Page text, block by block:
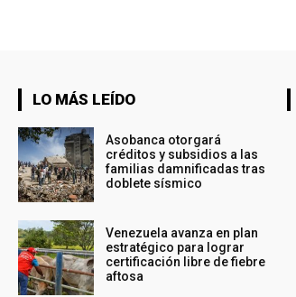
LO MÁS LEÍDO
Asobanca otorgará
créditos y subsidios a las
familias damnificadas tras
doblete sísmico
Venezuela avanza en plan
estratégico para lograr
certificación libre de fiebre
aftosa